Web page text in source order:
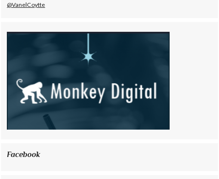
@VanelCoytte
Facebook